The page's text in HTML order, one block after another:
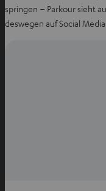
springen – Parkour sieht
deswegen auf Social